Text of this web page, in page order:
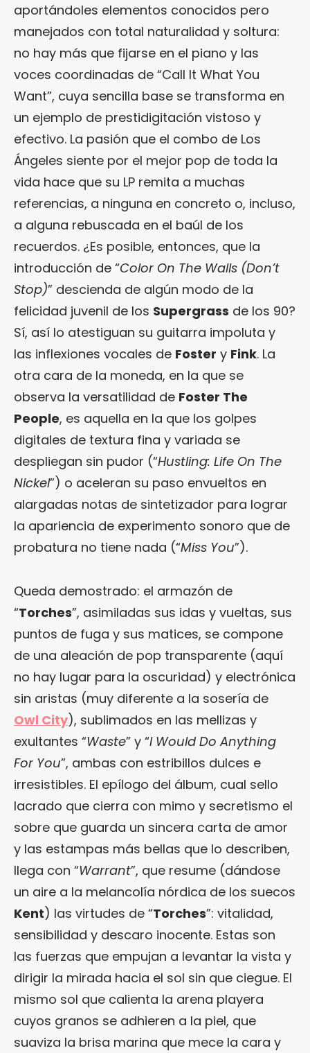
aportándoles elementos conocidos pero
manejados con total naturalidad y soltura:
no hay más que fijarse en el piano y las
voces coordinadas de “Call It What You
Want”, cuya sencilla base se transforma en
un ejemplo de prestidigitación vistoso y
efectivo. La pasión que el combo de Los
Ángeles siente por el mejor pop de toda la
vida hace que su LP remita a muchas
referencias, a ninguna en concreto o, incluso,
a alguna rebuscada en el baúl de los
recuerdos. ¿Es posible, entonces, que la
introducción de “Color On The Walls (Don’t
Stop)” descienda de algún modo de la
felicidad juvenil de los Supergrass de los 90?
Sí, así lo atestiguan su guitarra impoluta y
las inflexiones vocales de Foster y Fink. La
otra cara de la moneda, en la que se
observa la versatilidad de Foster The
People, es aquella en la que los golpes
digitales de textura fina y variada se
despliegan sin pudor (“Hustling: Life On The
Nickel”) o aceleran su paso envueltos en
alargadas notas de sintetizador para lograr
la apariencia de experimento sonoro que de
probatura no tiene nada (“Miss You”).
Queda demostrado: el armazón de
“Torches”, asimiladas sus idas y vueltas, sus
puntos de fuga y sus matices, se compone
de una aleación de pop transparente (aquí
no hay lugar para la oscuridad) y electrónica
sin aristas (muy diferente a la sosería de
Owl City), sublimados en las mellizas y
exultantes “Waste” y “I Would Do Anything
For You”, ambas con estribillos dulces e
irresistibles. El epílogo del álbum, cual sello
lacrado que cierra con mimo y secretismo el
sobre que guarda un sincera carta de amor
y las estampas más bellas que lo describen,
llega con “Warrant”, que resume (dándose
un aire a la melancolía nórdica de los suecos
Kent) las virtudes de “Torches”: vitalidad,
sensibilidad y descaro inocente. Estas son
las fuerzas que empujan a levantar la vista y
dirigir la mirada hacia el sol sin que ciegue. El
mismo sol que calienta la arena playera
cuyos granos se adhieren a la piel, que
suaviza la brisa marina que mece la cara y